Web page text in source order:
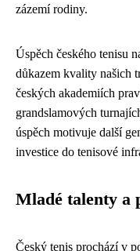
zázemí rodiny.
Úspěch českého tenisu
důkazem kvality našich
českých akademiích
grandslamových
úspěch motivuje další
investice do tenisové
Mladé talenty a
Český tenis prochází v